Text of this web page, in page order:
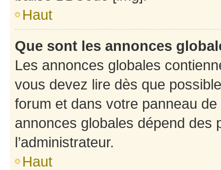
Haut
Que sont les annonces
Les annonces globales
vous devez lire dès que
forum et dans votre panneau
annonces globales dépend des
l’administrateur.
Haut